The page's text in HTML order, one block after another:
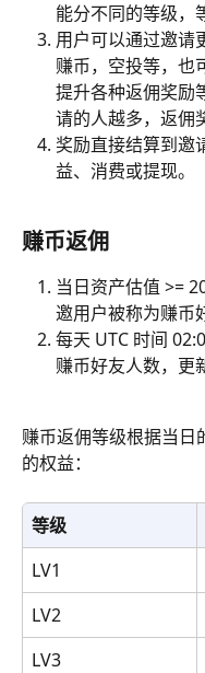
能分不同的等级，
用户可以通过邀请
赚币，空投等，也
提升各种返佣奖励
请的人越多，返佣
奖励直接结算到邀
益、消费或提现。
赚币返佣
当日资产估值 >=
邀用户被称为赚币
每天 UTC 时间
赚币好友人数，更
赚币返佣等级根据当日
的权益：
等级
LV1
LV2
LV3